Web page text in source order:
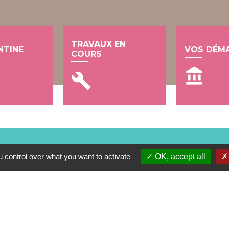
TRAVAUX EN
COURS
build
VOS
account_balance
over what you want to activate OK, accept all